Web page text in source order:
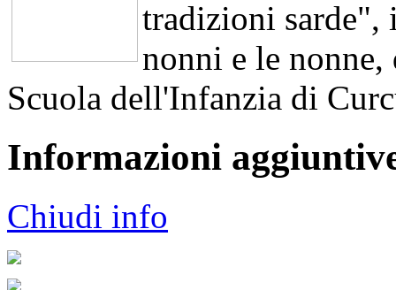
tradizioni sarde",
nonni e le
Scuola dell'Infanzia di
Informazioni
Chiudi info